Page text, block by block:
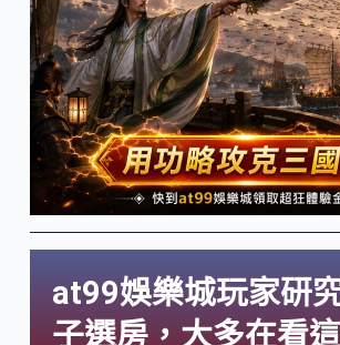
at99娛樂城玩家研
子選房，大多在看